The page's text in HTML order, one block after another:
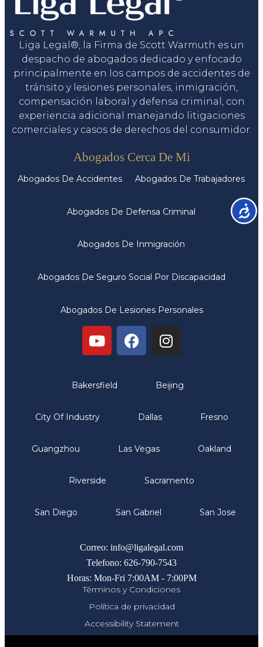
Liga Legal®, la Firma de Scott Warmuth es un
despacho de abogados dedicado y enfocado
principalmente en los campos de accidentes de
tránsito y lesiones personales, inmigración,
compensación laboral y defensa criminal, con
experiencia adicional manejando litigaciones
comerciales y casos de derechos del consumidor.
Abogados Cerca De Mi
Abogados De Accidentes Abogados De Trabajadores
Abogados De Defensa Criminal
Abogados De Inmigración
Abogados De Seguro Social Por Discapacidad
Abogados De Lesiones Personales
Bakersfield Beijing
City Of Industry Dallas Fresno
Guangzhou Las Vegas Oakland
Riverside Sacramento
San Diego San Gabriel San Jose
Correo: info@ligalegal.com
Telefono: 626-790-7543
Horas: Mon-Fri 7:00AM - 7:00PM
Términos y Condiciones
Política de privacidad
Accessibility Statement